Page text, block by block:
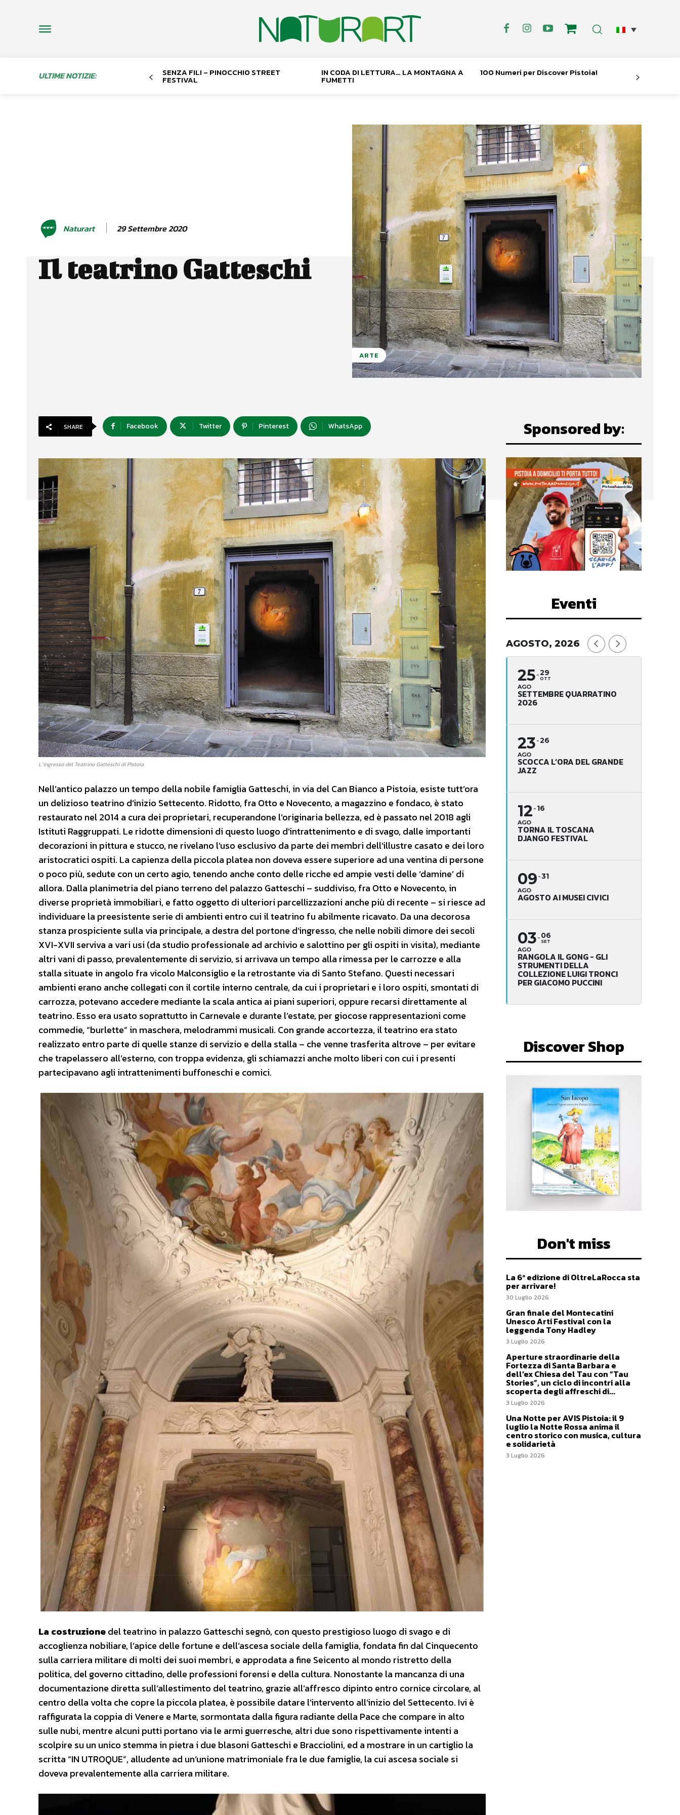
ULTIME NOTIZIE: SENZA FILI – PINOCCHIO STREET
FESTIVAL
IN CODA DI LETTURA… LA MONTAGNA A
FUMETTI
100 Numeri per Discover Pistoia!
Naturart 29 Settembre 2020
Il teatrino Gatteschi
ARTE
SHARE Facebook Twitter Pinterest WhatsApp
L’ingresso del Teatrino Gatteschi di Pistoia
Nell’antico palazzo un tempo della nobile famiglia Gatteschi, in via del Can Bianco a Pistoia, esiste tutt’ora
un delizioso teatrino d’inizio Settecento. Ridotto, fra Otto e Novecento, a magazzino e fondaco, è stato
restaurato nel 2014 a cura dei proprietari, recuperandone l’originaria bellezza, ed è passato nel 2018 agli
Istituti Raggruppati. Le ridotte dimensioni di questo luogo d’intrattenimento e di svago, dalle importanti
decorazioni in pittura e stucco, ne rivelano l’uso esclusivo da parte dei membri dell’illustre casato e dei loro
aristocratici ospiti. La capienza della piccola platea non doveva essere superiore ad una ventina di persone
o poco più, sedute con un certo agio, tenendo anche conto delle ricche ed ampie vesti delle ‘damine’ di
allora. Dalla planimetria del piano terreno del palazzo Gatteschi – suddiviso, fra Otto e Novecento, in
diverse proprietà immobiliari, e fatto oggetto di ulteriori parcellizzazioni anche più di recente – si riesce ad
individuare la preesistente serie di ambienti entro cui il teatrino fu abilmente ricavato. Da una decorosa
stanza prospiciente sulla via principale, a destra del portone d’ingresso, che nelle nobili dimore dei secoli
XVI-XVII serviva a vari usi (da studio professionale ad archivio e salottino per gli ospiti in visita), mediante
altri vani di passo, prevalentemente di servizio, si arrivava un tempo alla rimessa per le carrozze e alla
stalla situate in angolo fra vicolo Malconsiglio e la retrostante via di Santo Stefano. Questi necessari
ambienti erano anche collegati con il cortile interno centrale, da cui i proprietari e i loro ospiti, smontati di
carrozza, potevano accedere mediante la scala antica ai piani superiori, oppure recarsi direttamente al
teatrino. Esso era usato soprattutto in Carnevale e durante l’estate, per giocose rappresentazioni come
commedie, “burlette” in maschera, melodrammi musicali. Con grande accortezza, il teatrino era stato
realizzato entro parte di quelle stanze di servizio e della stalla – che venne trasferita altrove – per evitare
che trapelassero all’esterno, con troppa evidenza, gli schiamazzi anche molto liberi con cui i presenti
partecipavano agli intrattenimenti buffoneschi e comici.
La costruzionedel teatrino in palazzo Gatteschi segnò, con questo prestigioso luogo di svago e di
accoglienza nobiliare, l’apice delle fortune e dell’ascesa sociale della famiglia, fondata fin dal Cinquecento
sulla carriera militare di molti dei suoi membri, e approdata a fine Seicento al mondo ristretto della
politica, del governo cittadino, delle professioni forensi e della cultura. Nonostante la mancanza di una
documentazione diretta sull’allestimento del teatrino, grazie all’affresco dipinto entro cornice circolare, al
centro della volta che copre la piccola platea, è possibile datare l’intervento all’inizio del Settecento. Ivi è
raffigurata la coppia di Venere e Marte, sormontata dalla figura radiante della Pace che compare in alto
sulle nubi, mentre alcuni putti portano via le armi guerresche, altri due sono rispettivamente intenti a
scolpire su un unico stemma in pietra i due blasoni Gatteschi e Bracciolini, ed a mostrare in un cartiglio la
scritta “IN UTROQUE”, alludente ad un’unione matrimoniale fra le due famiglie, la cui ascesa sociale si
doveva prevalentemente alla carriera militare.
Sponsored by:
Eventi
AGOSTO, 2026
25
AGO
29
OTT
SETTEMBRE QUARRATINO
2026
23
AGO
26
SCOCCA L’ORA DEL GRANDE
JAZZ
12
AGO
16
TORNA IL TOSCANA
DJANGO FESTIVAL
09
AGO
31
AGOSTO AI MUSEI CIVICI
03
AGO
06
SET
RANGOLA IL GONG - GLI
STRUMENTI DELLA
COLLEZIONE LUIGI TRONCI
PER GIACOMO PUCCINI
Discover Shop
Don't miss
La 6ª edizione di OltreLaRocca sta
per arrivare!
30 Luglio 2026
Gran finale del Montecatini
Unesco Arti Festival con la
leggenda Tony Hadley
3 Luglio 2026
Aperture straordinarie della
Fortezza di Santa Barbara e
dell’ex Chiesa del Tau con “Tau
Stories”, un ciclo di incontri alla
scoperta degli affreschi di...
3 Luglio 2026
Una Notte per AVIS Pistoia: il 9
luglio la Notte Rossa anima il
centro storico con musica, cultura
e solidarietà
3 Luglio 2026